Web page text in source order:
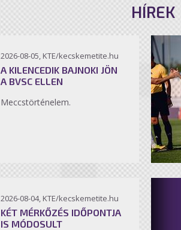
HÍREK
2026-08-05, KTE/kecskemetite.hu
A KILENCEDIK BAJNOKI JÖN
A BVSC ELLEN
Meccstörténelem.
2026-08-04, KTE/kecskemetite.hu
KÉT MÉRKŐZÉS IDŐPONTJA
IS MÓDOSULT